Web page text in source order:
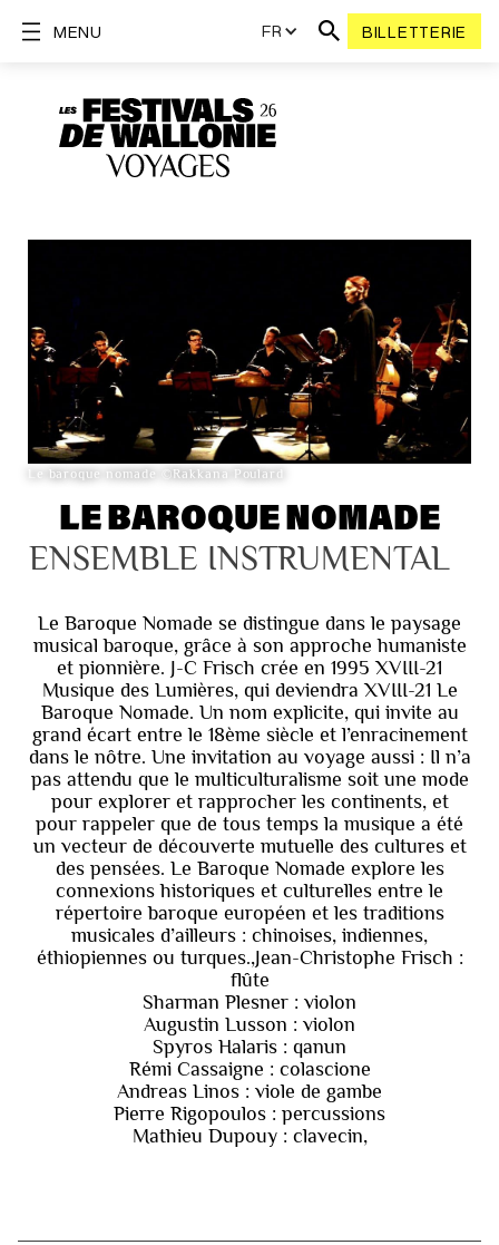
FR BILLETTERIE
MENU
Le baroque nomade ©Rakkana Poulard
LE BAROQUE NOMADE
ENSEMBLE INSTRUMENTAL
Le Baroque Nomade se distingue dans le paysage
musical baroque, grâce à son approche humaniste
et pionnière. J-C Frisch crée en 1995 XVIII-21
Musique des Lumières, qui deviendra XVIII-21 Le
Baroque Nomade. Un nom explicite, qui invite au
grand écart entre le 18ème siècle et l’enracinement
dans le nôtre. Une invitation au voyage aussi : Il n’a
pas attendu que le multiculturalisme soit une mode
pour explorer et rapprocher les continents, et
pour rappeler que de tous temps la musique a été
un vecteur de découverte mutuelle des cultures et
des pensées. Le Baroque Nomade explore les
connexions historiques et culturelles entre le
répertoire baroque européen et les traditions
musicales d’ailleurs : chinoises, indiennes,
éthiopiennes ou turques.,Jean-Christophe Frisch :
flûte
Sharman Plesner : violon
Augustin Lusson : violon
Spyros Halaris : qanun
Rémi Cassaigne : colascione
Andreas Linos : viole de gambe
Pierre Rigopoulos : percussions
Mathieu Dupouy : clavecin,